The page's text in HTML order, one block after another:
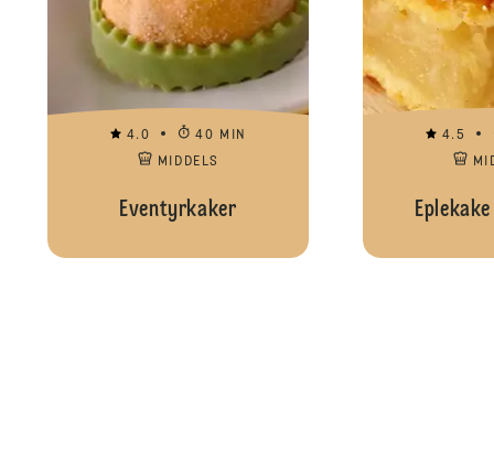
4.0
40 MIN
MIDDELS
Eventyrkaker
4.5